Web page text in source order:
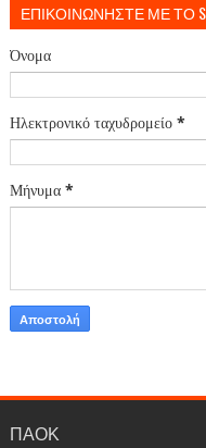
ΕΠΙΚΟΙΝΩΝΗΣΤΕ ΜΕ ΤΟ
Όνομα
Ηλεκτρονικό ταχυδρομείο *
Μήνυμα *
ΠΑΟΚ